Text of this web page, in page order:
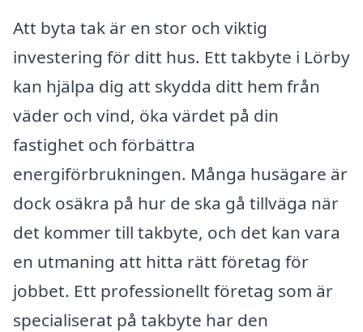
Att byta tak är en stor och viktig
investering för ditt hus. Ett takbyte i Lörby
kan hjälpa dig att skydda ditt hem från
väder och vind, öka värdet på din
fastighet och förbättra
energiförbrukningen. Många husägare är
dock osäkra på hur de ska gå tillväga när
det kommer till takbyte, och det kan vara
en utmaning att hitta rätt företag för
jobbet. Ett professionellt företag som är
specialiserat på takbyte har den